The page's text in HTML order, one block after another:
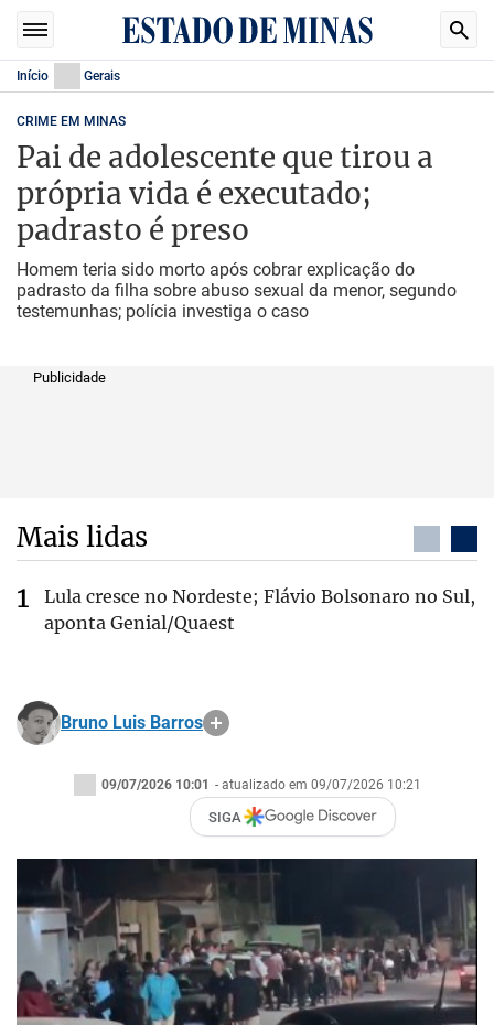
Início Gerais
CRIME EM MINAS
Pai de adolescente que tirou a
própria vida é executado;
padrasto é preso
Homem teria sido morto após cobrar explicação do
padrasto da filha sobre abuso sexual da menor, segundo
testemunhas; polícia investiga o caso
Publicidade
Mais lidas
Lula cresce no Nordeste; Flávio Bolsonaro no Sul,
aponta Genial/Quaest
Bruno Luis Barros
09/07/2026 10:01 - atualizado em 09/07/2026 10:21
SIGA